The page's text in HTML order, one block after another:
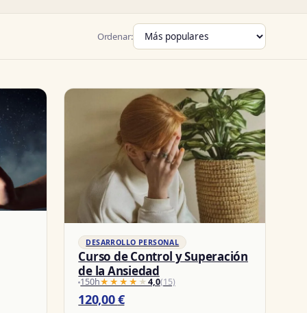
Ordenar:
DESARROLLO PERSONAL
Curso de Control y Superación
de la Ansiedad
150h★★★★★
★★★★★4,0(15)
120,00€